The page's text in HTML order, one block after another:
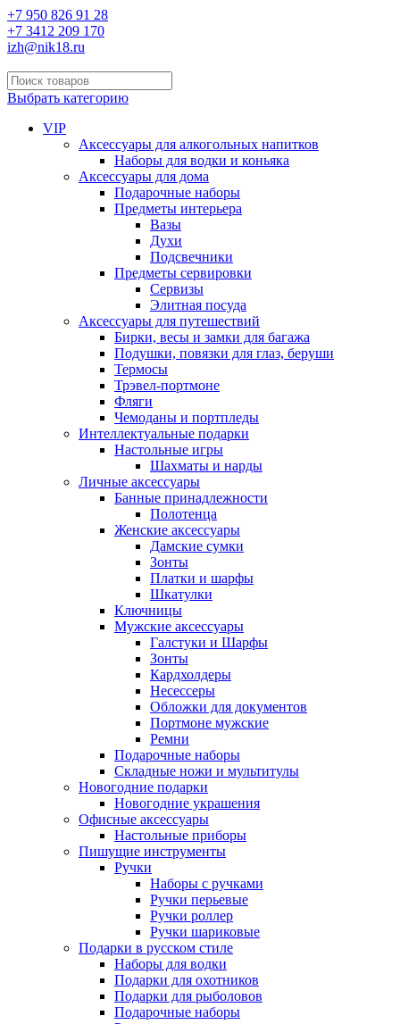
+7 950 826 91 28
+7 3412 209 170
izh@nik18.ru
Выбрать категорию
VIP
Аксессуары для алкогольных напитков
Наборы для водки и коньяка
Аксессуары для дома
Подарочные наборы
Предметы интерьера
Вазы
Духи
Подсвечники
Предметы сервировки
Сервизы
Элитная посуда
Аксессуары для путешествий
Бирки, весы и замки для багажа
Подушки, повязки для глаз, беруши
Термосы
Трэвел-портмоне
Фляги
Чемоданы и портпледы
Интеллектуальные подарки
Настольные игры
Шахматы и нарды
Личные аксессуары
Банные принадлежности
Полотенца
Женские аксессуары
Дамские сумки
Зонты
Платки и шарфы
Шкатулки
Ключницы
Мужские аксессуары
Галстуки и Шарфы
Зонты
Кардхолдеры
Несессеры
Обложки для документов
Портмоне мужские
Ремни
Подарочные наборы
Складные ножи и мультитулы
Новогодние подарки
Новогодние украшения
Офисные аксессуары
Настольные приборы
Пишущие инструменты
Ручки
Наборы с ручками
Ручки перьевые
Ручки роллер
Ручки шариковые
Подарки в русском стиле
Наборы для водки
Подарки для охотников
Подарки для рыболовов
Подарочные наборы